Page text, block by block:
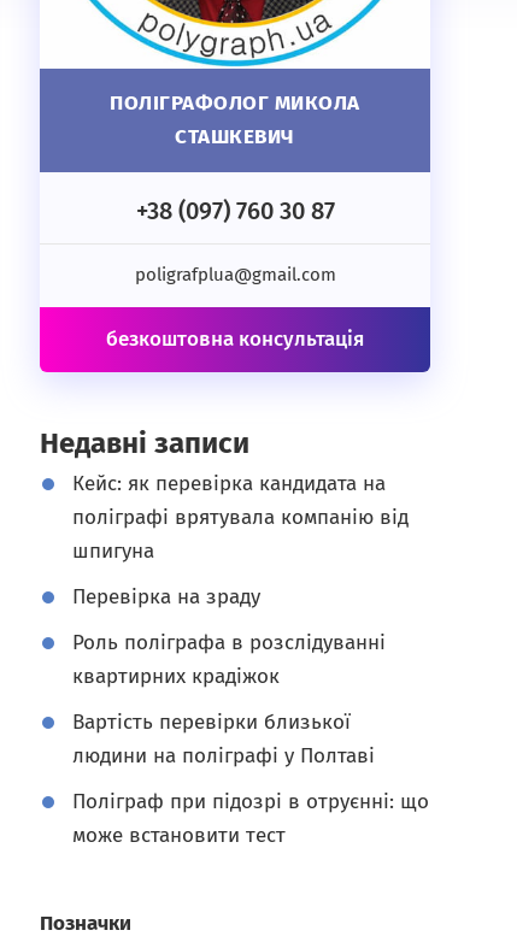
ПОЛІГРАФОЛОГ МИКОЛА
СТАШКЕВИЧ
+38 (097) 760 30 87
poligrafplua@gmail.com
безкоштовна консультація
Недавні записи
Кейс: як перевірка кандидата на
поліграфі врятувала компанію від
шпигуна
Перевірка на зраду
Роль поліграфа в розслідуванні
квартирних крадіжок
Вартість перевірки близької
людини на поліграфі у Полтаві
Поліграф при підозрі в отруєнні: що
може встановити тест
Позначки